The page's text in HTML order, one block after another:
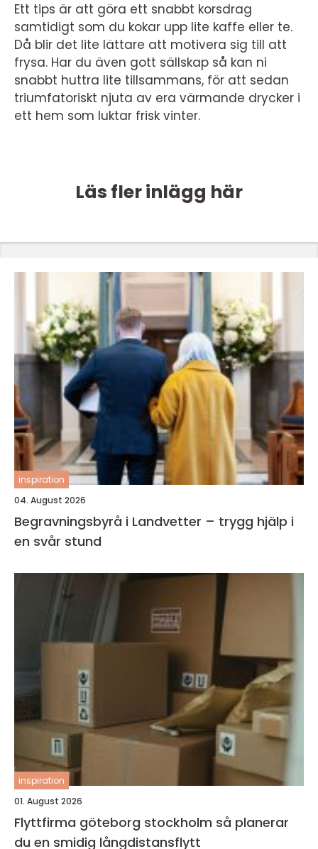
Ett tips är att göra ett snabbt korsdrag
samtidigt som du kokar upp lite kaffe eller te.
Då blir det lite lättare att motivera sig till att
frysa. Har du även gott sällskap så kan ni
snabbt huttra lite tillsammans, för att sedan
triumfatoriskt njuta av era värmande drycker i
ett hem som luktar frisk vinter.
Läs fler inlägg här
inspiration
04. August 2026
Begravningsbyrå i Landvetter – trygg hjälp i
en svår stund
inspiration
01. August 2026
Flyttfirma göteborg stockholm så planerar
du en smidig långdistansflytt